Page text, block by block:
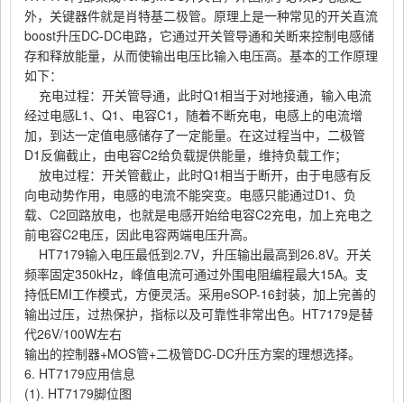
外，关键器件就是肖特基二极管。原理上是一种常见的开关直流
boost升压DC-DC电路，它通过开关管导通和关断来控制电感储
存和释放能量，从而使输出电压比输入电压高。基本的工作原理
如下：
充电过程：开关管导通，此时Q1相当于对地接通，输入电流
经过电感L1、Q1、电容C1，随着不断充电，电感上的电流增
加，到达一定值电感储存了一定能量。在这过程当中，二极管
D1反偏截止，由电容C2给负载提供能量，维持负载工作；
放电过程：开关管截止，此时Q1相当于断开，由于电感有反
向电动势作用，电感的电流不能突变。电感只能通过D1、负
载、C2回路放电，也就是电感开始给电容C2充电，加上充电之
前电容C2电压，因此电容两端电压升高。
HT7179输入电压最低到2.7V，升压输出最高到26.8V。开关
频率固定350kHz，峰值电流可通过外围电阻编程最大15A。支
持低EMI工作模式，方便灵活。采用eSOP-16封装，加上完善的
输出过压，过热保护，指标以及可靠性非常出色。HT7179是替
代26V/100W左右
输出的控制器+MOS管+二极管DC-DC升压方案的理想选择。
6. HT7179应用信息
(1). HT7179脚位图